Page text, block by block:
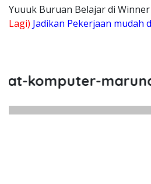
Yuuuk Buruan Belajar di
Lagi) Jadikan Pekerjaan mudah
marunda,